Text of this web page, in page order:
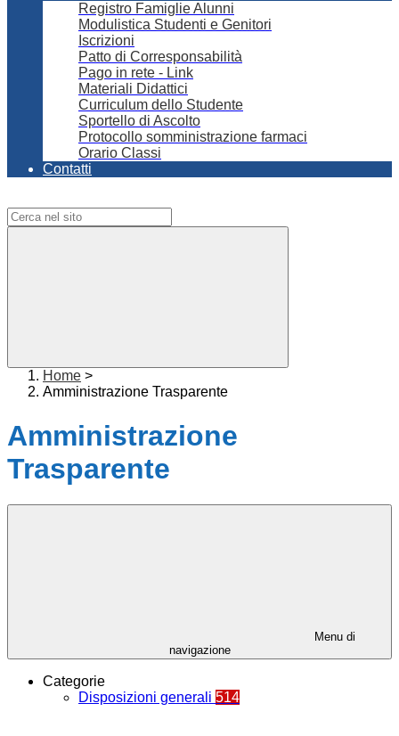
Registro Famiglie Alunni
Modulistica Studenti e Genitori
Iscrizioni
Patto di Corresponsabilità
Pago in rete - Link
Materiali Didattici
Curriculum dello Studente
Sportello di Ascolto
Protocollo somministrazione farmaci
Orario Classi
Contatti
Home >
Amministrazione Trasparente
Amministrazione
Trasparente
Menu di
navigazione
Categorie
Disposizioni generali 514